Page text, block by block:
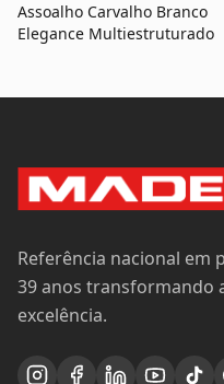
Assoalho Carvalho Branco
Elegance Multiestruturado
Referência nacional em
39 anos transformando
excelência.